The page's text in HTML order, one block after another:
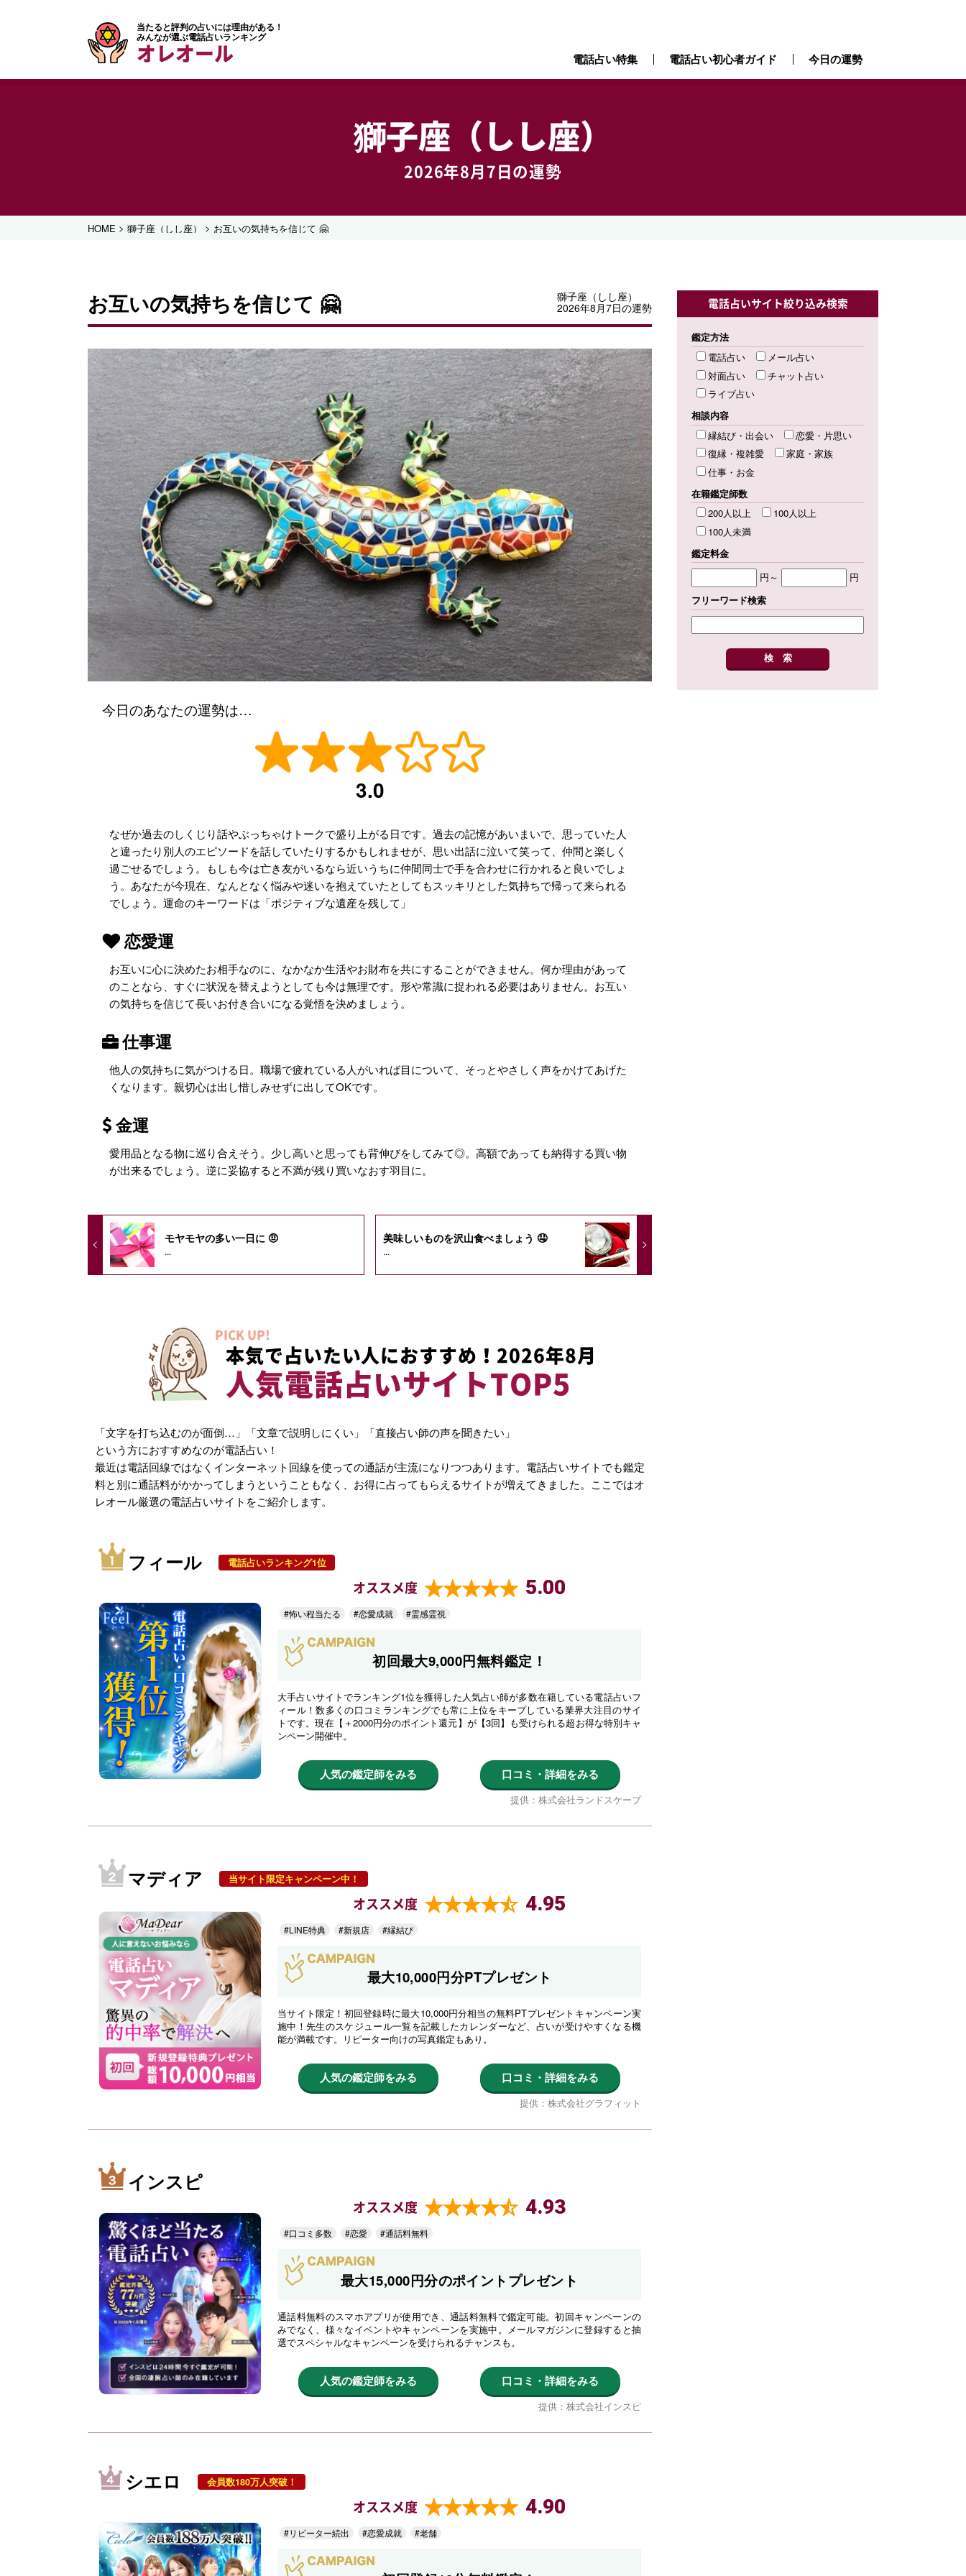
当たると評判の占いには理由がある！
みんなが選ぶ電話占いランキング
オレオール 電話占い特集 電話占い初心者ガイド 今日の運勢
獅子座（しし座）
2026年8月7日の運勢
HOME > 獅子座（しし座） > お互いの気持ちを信じて 🤗
お互いの気持ちを信じて 🤗
獅子座（しし座）
2026年8月7日の運勢
今日のあなたの運勢は…
3.0
なぜか過去のしくじり話やぶっちゃけトークで盛り上がる日です。過去の記憶があいまいで、思っていた人
と違ったり別人のエピソードを話していたりするかもしれませが、思い出話に泣いて笑って、仲間と楽しく
過ごせるでしょう。もしも今は亡き友がいるなら近いうちに仲間同士で手を合わせに行かれると良いでしょ
う。あなたが今現在、なんとなく悩みや迷いを抱えていたとしてもスッキリとした気持ちで帰って来られる
でしょう。運命のキーワードは「ポジティブな遺産を残して」
恋愛運
お互いに心に決めたお相手なのに、なかなか生活やお財布を共にすることができません。何か理由があって
のことなら、すぐに状況を替えようとしても今は無理です。形や常識に捉われる必要はありません。お互い
の気持ちを信じて長いお付き合いになる覚悟を決めましょう。
仕事運
他人の気持ちに気がつける日。職場で疲れている人がいれば目について、そっとやさしく声をかけてあげた
くなります。親切心は出し惜しみせずに出してOKです。
金運
愛用品となる物に巡り合えそう。少し高いと思っても背伸びをしてみて◎。高額であっても納得する買い物
が出来るでしょう。逆に妥協すると不満が残り買いなおす羽目に。
モヤモヤの多い一日に 🤨
...
美味しいものを沢山食べましょう 🤤
...
PICK UP!
本気で占いたい人におすすめ！2026年8月
人気電話占いサイトTOP5
「文字を打ち込むのが面倒…」「文章で説明しにくい」「直接占い師の声を聞きたい」
という方におすすめなのが電話占い！
最近は電話回線ではなくインターネット回線を使っての通話が主流になりつつあります。電話占いサイトでも鑑定
料と別に通話料がかかってしまうということもなく、お得に占ってもらえるサイトが増えてきました。ここではオ
レオール厳選の電話占いサイトをご紹介します。
フィール 電話占いランキング1位
オススメ度 5.00
#怖い程当たる #恋愛成就 #霊感霊視
初回最大9,000円無料鑑定！
大手占いサイトでランキング1位を獲得した人気占い師が多数在籍している電話占いフ
ィール！数多くの口コミランキングでも常に上位をキープしている業界大注目のサイ
トです。現在【＋2000円分のポイント還元】が【3回】も受けられる超お得な特別キャ
ンペーン開催中。
人気の鑑定師をみる 口コミ・詳細をみる
提供：株式会社ランドスケープ
マディア 当サイト限定キャンペーン中！
オススメ度 4.95
#LINE特典 #新規店 #縁結び
最大10,000円分PTプレゼント
当サイト限定！初回登録時に最大10,000円分相当の無料PTプレゼントキャンペーン実
施中！先生のスケジュール一覧を記載したカレンダーなど、占いが受けやすくなる機
能が満載です。リピーター向けの写真鑑定もあり。
人気の鑑定師をみる 口コミ・詳細をみる
提供：株式会社グラフィット
インスピ
オススメ度 4.93
#口コミ多数 #恋愛 #通話料無料
最大15,000円分のポイントプレゼント
通話料無料のスマホアプリが使用でき、通話料無料で鑑定可能。初回キャンペーンの
みでなく、様々なイベントやキャンペーンを実施中。メールマガジンに登録すると抽
選でスペシャルなキャンペーンを受けられるチャンスも。
人気の鑑定師をみる 口コミ・詳細をみる
提供：株式会社インスピ
シエロ 会員数180万人突破！
オススメ度 4.90
#リピーター続出 #恋愛成就 #老舗
電話占いサイト絞り込み検索
鑑定方法
電話占い
メール占い
対面占い
チャット占い
ライブ占い
相談内容
縁結び・出会い
恋愛・片思い
復縁・複雑愛
家庭・家族
仕事・お金
在籍鑑定師数
200人以上
100人以上
100人未満
鑑定料金
円～
円
フリーワード検索